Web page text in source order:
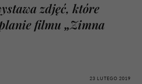
zdjęć, które
filmu „Zimna
23 LUTEGO 2019